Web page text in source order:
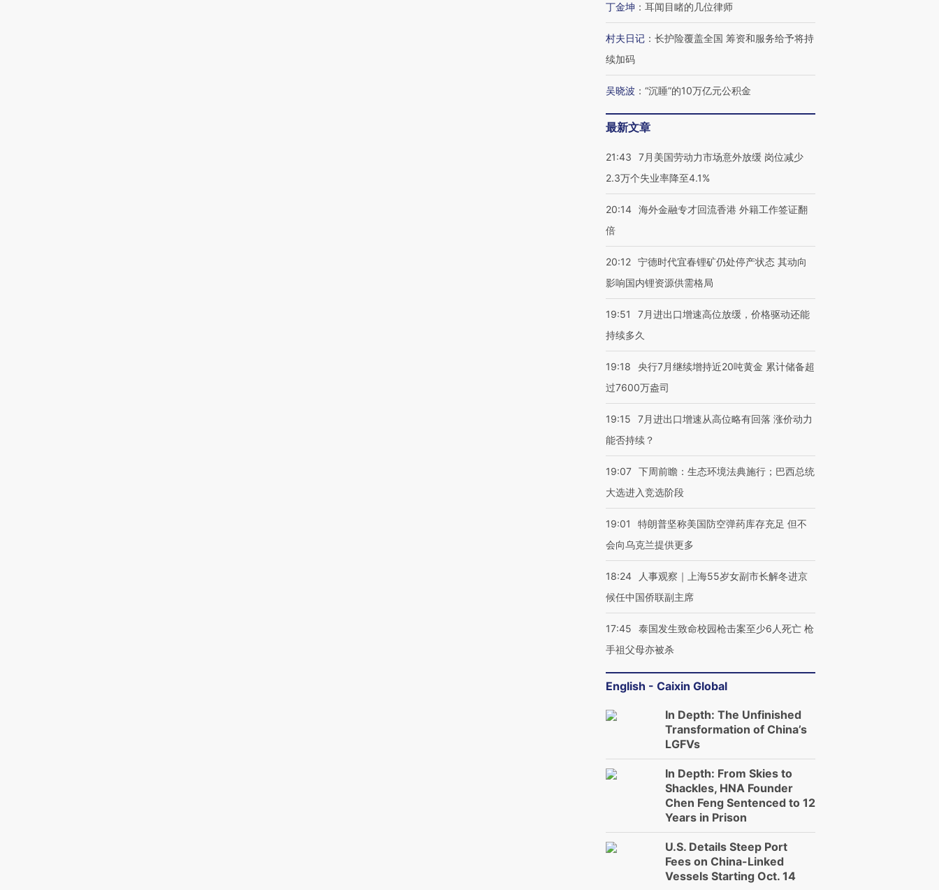
丁金坤 ： 耳闻目睹的几位律师
村夫日记 ： 长护险覆盖全国 筹资和服务给予将持
续加码
吴晓波 ： “沉睡”的10万亿元公积金
最新文章
21:43
7月美国劳动力市场意外放缓 岗位减少
2.3万个失业率降至4.1%
20:14 海外金融专才回流香港 外籍工作签证翻
倍
20:12 宁德时代宜春锂矿仍处停产状态 其动向
影响国内锂资源供需格局
19:51
7月进出口增速高位放缓，价格驱动还能
持续多久
19:18
央行7月继续增持近20吨黄金 累计储备超
过7600万盎司
19:15
7月进出口增速从高位略有回落 涨价动力
能否持续？
19:07 下周前瞻：生态环境法典施行；巴西总统
大选进入竞选阶段
19:01
特朗普坚称美国防空弹药库存充足 但不
会向乌克兰提供更多
18:24
人事观察｜上海55岁女副市长解冬进京
候任中国侨联副主席
17:45
泰国发生致命校园枪击案至少6人死亡 枪
手祖父母亦被杀
English - Caixin Global
In Depth: The Unfinished
Transformation of China’s
LGFVs
In Depth: From Skies to
Shackles, HNA Founder
Chen Feng Sentenced to 12
Years in Prison
U.S. Details Steep Port
Fees on China-Linked
Vessels Starting Oct. 14